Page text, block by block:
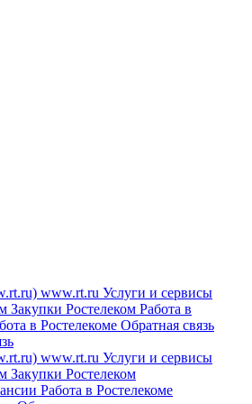
www.rt.ru Услуги и сервисы
Закупки Ростелеком Работа в
в Ростелекоме Обратная связь
www.rt.ru Услуги и сервисы
Закупки Ростелеком
Работа в Ростелекоме